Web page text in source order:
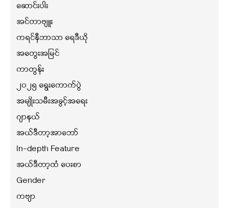
ဆောင်းပါး
အင်တာဗျူး
ကရင်နီဘာသာ ရေဒီယို
အတွေးအမြင်
ကာတွန်း
၂၀၂၅ ရွေးကောက်ပွဲ
အမျိုးသမီးအခွင့်အရေး
ဂျာနယ်
အယ်ဒီတာ့အာဘော်
In-depth Feature
အယ်ဒီတာ့ထံ ပေးစာ
Gender
ကဗျာ